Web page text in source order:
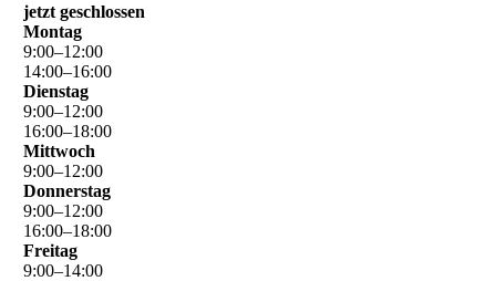
jetzt geschlossen
Montag
9:00–12:00
14:00–16:00
Dienstag
9:00–12:00
16:00–18:00
Mittwoch
9:00–12:00
Donnerstag
9:00–12:00
16:00–18:00
Freitag
9:00–14:00